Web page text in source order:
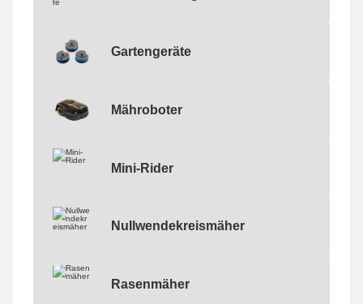
Gartengeräte
Gartengeräte
Mähroboter
Mähroboter
Mini-Rider
Nullwendekreismäher
Nullwendekreismäher
Rasenmäher
Rasenmäher